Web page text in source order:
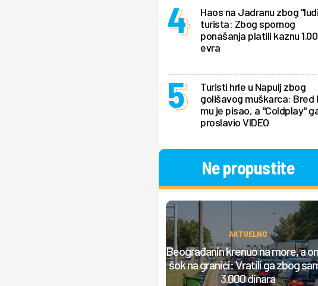
Haos na Jadranu zbog
turista: Zbog spornog
ponašanja platili kaznu
evra
Turisti hrle u Napulj zbog
golišavog muškarca: Bred
mu je pisao, a "Coldplay"
proslavio VIDEO
Ne propustite
AKTUELNO
Beograđanin krenuo na more, a
šok na granici: Vratili ga zbog
3.000 dinara